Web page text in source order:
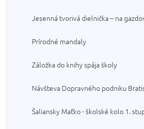
Jesenná tvorivá dielnička – na
Prírodné mandaly
Záložka do knihy spája školy
Návšteva Dopravného podniku
Šaliansky Maťko - školské kolo 1.